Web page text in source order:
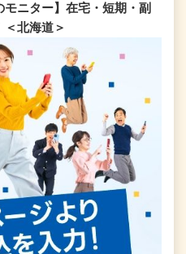
モニター】在宅・短期・副
北海道＞